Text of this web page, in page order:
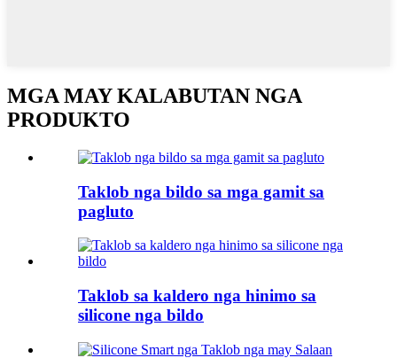
MGA MAY KALABUTAN NGA
PRODUKTO
Taklob nga bildo sa mga gamit sa
pagluto
Taklob sa kaldero nga hinimo sa
silicone nga bildo